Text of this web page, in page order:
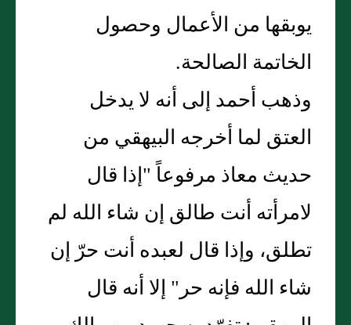
يوبقها من الأعمال وحصول
الخاتمة الصالحة.
وذهب أحمد إلى أنه لا يدخل
العتق لما أخرجه البيهقي من
حديث معاذ مرفوعاً "إذا قال
لامرأته أنت طالق إن شاء الله لم
تطلق، وإذا قال لعبده أنت حرّ إن
شاء الله فإنه حر" إلا أنه قال